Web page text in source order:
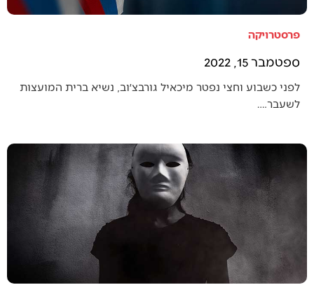
פרסטרויקה
ספטמבר 15, 2022
לפני כשבוע וחצי נפטר מיכאיל גורבצ׳וב, נשיא ברית המועצות
לשעבר.…